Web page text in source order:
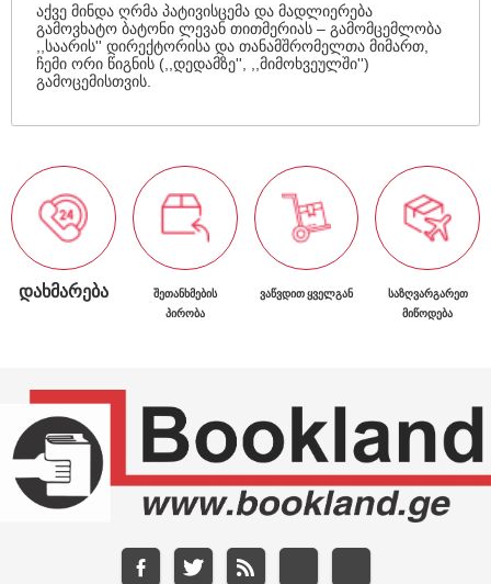
აქვე მინდა ღრმა პატივისცემა და მადლიერება
გამოვხატო ბატონი ლევან თითმერიას – გამომცემლობა
,,საარის'' დირექტორისა და თანამშრომელთა მიმართ,
ჩემი ორი წიგნის (,,დედამზე'', ,,მიმოხვეულში'')
გამოცემისთვის.
ᲓᲐᲮᲛᲐᲠᲔᲑᲐ
ᲨᲔᲗᲐᲜᲮᲛᲔᲑᲘᲡ
ᲞᲘᲠᲝᲑᲐ
ᲕᲐᲬᲕᲓᲘᲗ ᲧᲕᲔᲚᲒᲐᲜ
ᲡᲐᲖᲦᲕᲐᲠᲒᲐᲠᲔᲗ
ᲛᲘᲬᲝᲓᲔᲑᲐ